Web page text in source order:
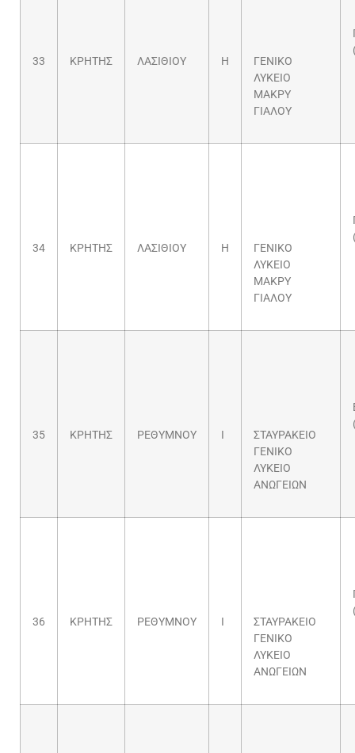
33 ΚΡΗΤΗΣ ΛΑΣΙΘΙΟΥ Η
ΓΕΝΙΚΟ
ΛΥΚΕΙΟ
ΜΑΚΡΥ
ΓΙΑΛΟΥ
34 ΚΡΗΤΗΣ ΛΑΣΙΘΙΟΥ Η
ΓΕΝΙΚΟ
ΛΥΚΕΙΟ
ΜΑΚΡΥ
ΓΙΑΛΟΥ
35 ΚΡΗΤΗΣ ΡΕΘΥΜΝΟΥ Ι
ΣΤΑΥΡΑΚΕΙΟ
ΓΕΝΙΚΟ
ΛΥΚΕΙΟ
ΑΝΩΓΕΙΩΝ
36 ΚΡΗΤΗΣ ΡΕΘΥΜΝΟΥ Ι
ΣΤΑΥΡΑΚΕΙΟ
ΓΕΝΙΚΟ
ΛΥΚΕΙΟ
ΑΝΩΓΕΙΩΝ